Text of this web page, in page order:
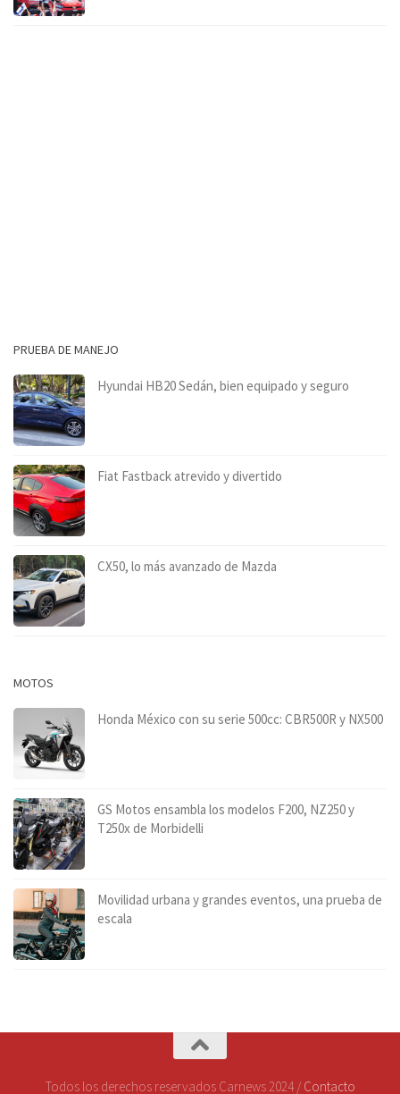
PRUEBA DE MANEJO
Hyundai HB20 Sedán, bien equipado y seguro
Fiat Fastback atrevido y divertido
CX50, lo más avanzado de Mazda
MOTOS
Honda México con su serie 500cc: CBR500R y NX500
GS Motos ensambla los modelos F200, NZ250 y
T250x de Morbidelli
Movilidad urbana y grandes eventos, una prueba de
escala
Todos los derechos reservados Carnews 2024 / Contacto